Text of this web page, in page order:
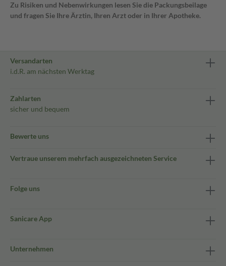
Zu Risiken und Nebenwirkungen lesen Sie die Packungsbeilage
und fragen Sie Ihre Ärztin, Ihren Arzt oder in Ihrer Apotheke.
Versandarten
i.d.R. am nächsten Werktag
Zahlarten
sicher und bequem
Bewerte uns
Vertraue unserem mehrfach ausgezeichneten Service
Folge uns
Sanicare App
Unternehmen